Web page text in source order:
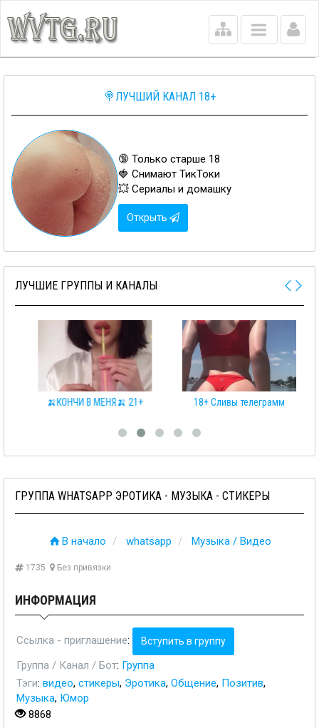
Main
menu
🍭ЛУЧШИЙ КАНАЛ 18+
🔞 Только старше 18
🍓 Снимают ТикТоки
💥 Сериалы и домашку
Открыть
ЛУЧШИЕ ГРУППЫ И КАНАЛЫ
🍌КОНЧИ В МЕНЯ🍌 21+ 18+ Сливы телеграмм
ГРУППА WHATSAPP ЭРОТИКА - МУЗЫКА - СТИКЕРЫ
В начало whatsapp Музыка / Видео
1735 Без привязки
ИНФОРМАЦИЯ
Ссылка - приглашение: Вступить в группу
Группа / Канал / Бот: Группа
Тэги: видео, стикеры, Эротика, Общение, Позитив,
Музыка, Юмор
8868